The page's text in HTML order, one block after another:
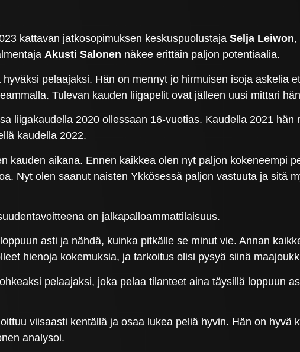
kattavan jatkosopimuksen keskuspuolustajaSelja Leiwon,
Akusti Salonen näkee erittäin paljon potentiaalia.
pelaajaksi. Hän on mennyt jo hirmuisen isoja askelia
Tulevan kauden liigapelit ovat jälleen uusi mittari
liigakaudella 2020 ollessaan 16-vuotias. Kaudella 2021
kaudella 2022.
kauden aikana. Ennen kaikkea olen nyt paljon kokeneempi
Nyt olen saanut naisten Ykkösessä paljon vastuuta ja sitä
on jalkapalloammattilaisuus.
asti ja nähdä, kuinka pitkälle se minut vie. Annan
hienoja kokemuksia, ja tarkoitus olisi pysyä siinä
pelaajaksi, joka pelaa tilanteet aina täysillä loppuun
viisaasti kentällä ja osaa lukea peliä hyvin. Hän on hyvä
analysoi.